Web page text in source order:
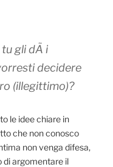
gli dÃ i
decidere
(illegittimo)?
le idee chiare in
che non conosco
non venga difesa,
di argomentare il